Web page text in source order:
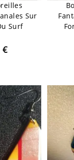
Sur
Surf
€